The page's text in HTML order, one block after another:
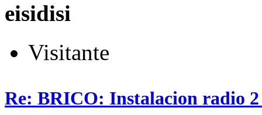
eisidisi
Visitante
Re: BRICO: Instalacion radio